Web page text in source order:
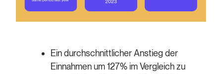
Ein durchschnittlicher Anstieg der
Einnahmen um 127% im Vergleich zu